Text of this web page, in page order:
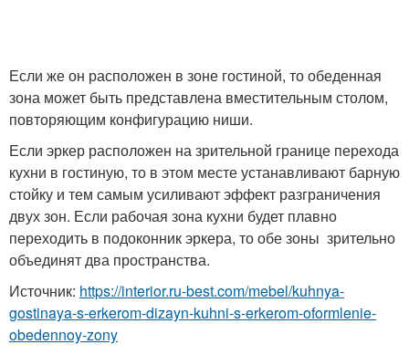
Если же он расположен в зоне гостиной, то обеденная
зона может быть представлена вместительным столом,
повторяющим конфигурацию ниши.
Если эркер расположен на зрительной границе перехода
кухни в гостиную, то в этом месте устанавливают барную
стойку и тем самым усиливают эффект разграничения
двух зон. Если рабочая зона кухни будет плавно
переходить в подоконник эркера, то обе зоны зрительно
объединят два пространства.
Источник: https://interior.ru-best.com/mebel/kuhnya-
gostinaya-s-erkerom-dizayn-kuhni-s-erkerom-oformlenie-
obedennoy-zony